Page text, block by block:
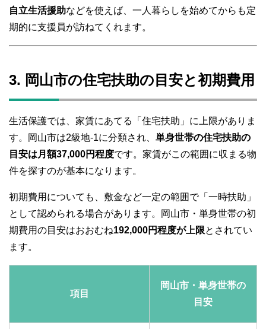
自立生活援助などを使えば、一人暮らしを始めてからも定
期的に支援員が訪ねてくれます。
3. 岡山市の住宅扶助の目安と初期費用
生活保護では、家賃にあてる「住宅扶助」に上限がありま
す。岡山市は2級地-1に分類され、 単身世帯の住宅扶助の
目安は月額37,000円程度です。家賃がこの範囲に収まる物
件を探すのが基本になります。
初期費用についても、敷金など一定の範囲で「一時扶助」
として認められる場合があります。岡山市・単身世帯の初
期費用の目安はおおむね192,000円程度が上限とされてい
ます。
項目
岡山市・単身世帯の
目安